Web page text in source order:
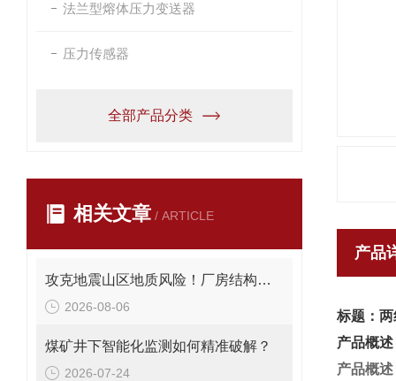
法兰型熔体压力变送器
压力传感器
全部产品分类
相关文章 / ARTICLE
攻克地震山区地质风险！厂房结构在线安全监测解决方案应用。
2026-08-06
煤矿井下智能化监测如何精准破解？
2026-07-24
产品
标题：
产品概述
产品概述